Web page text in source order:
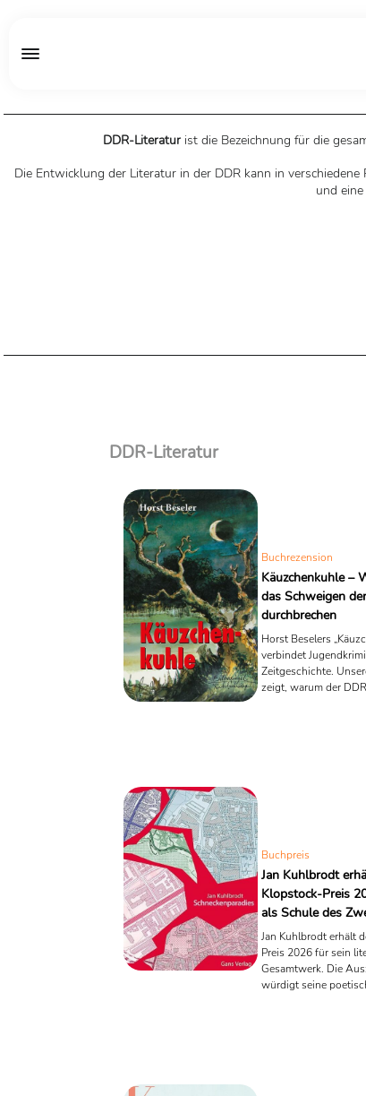
DDR-Literatur ist die Bezeichnung für die
Die Entwicklung der Literatur in der DDR kann in
und
DDR-Literatur
Buchrezension
Käuzchenkuhle –
das Schweigen
durchbrechen
Horst Beselers
verbindet
Zeitgeschichte.
zeigt, warum der
Buchpreis
Jan Kuhlbrodt
Klopstock-Preis
als Schule des
Jan Kuhlbrodt erhält
Preis 2026 für sein
Gesamtwerk. Die
würdigt seine